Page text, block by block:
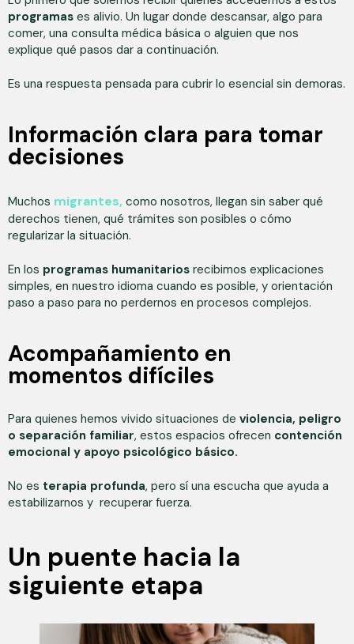
programas es alivio. Un lugar donde descansar, algo para
comer, una consulta médica básica o alguien que nos
explique qué pasos dar a continuación.
Es una respuesta pensada para cubrir lo esencial sin demoras.
Información clara para tomar
decisiones
Muchos migrantes, como nosotros, llegan sin saber qué
derechos tienen, qué trámites son posibles o cómo
regularizar la situación.
En los programas humanitarios recibimos explicaciones
simples, en nuestro idioma cuando es posible, y orientación
paso a paso para no perdernos en procesos complejos.
Acompañamiento en
momentos difíciles
Para quienes hemos vivido situaciones de violencia, peligro
o separación familiar, estos espacios ofrecen contención
emocional y apoyo psicológico básico.
No es terapia profunda, pero sí una escucha que ayuda a
estabilizarnos y recuperar fuerza.
Un puente hacia la
siguiente etapa